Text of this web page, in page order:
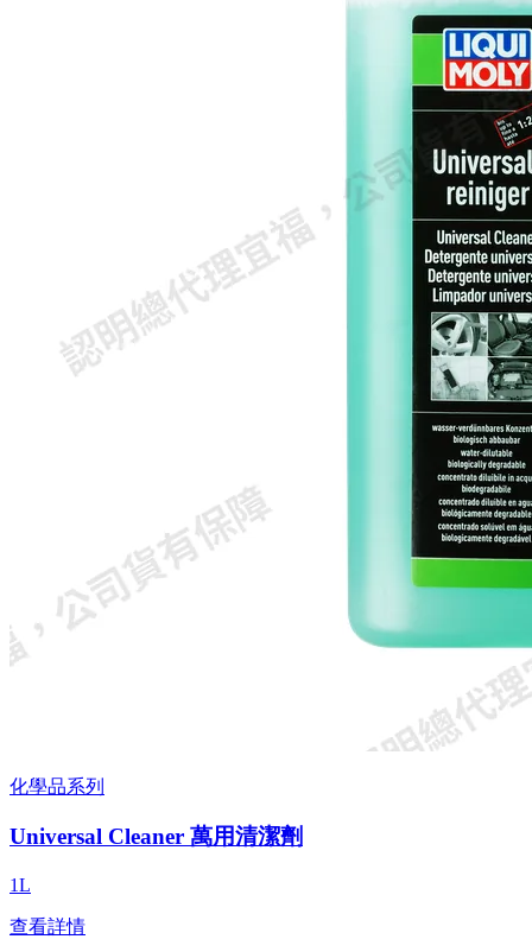
化學品系列
Universal Cleaner 萬用清潔劑
1L
查看詳情